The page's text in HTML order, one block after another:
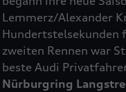
Lemmerz/Alexander
Hundertstelsekunden
zweiten Rennen war
beste Audi
Nürburgring